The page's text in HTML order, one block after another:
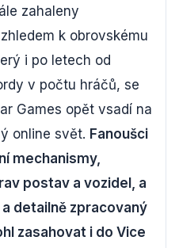
zahaleny
k obrovskému
i po letech od
v počtu hráčů, se
Games opět vsadí na
online svět. Fanoušci
mechanismy,
postav a vozidel, a
detailně zpracovaný
zasahovat i do Vice